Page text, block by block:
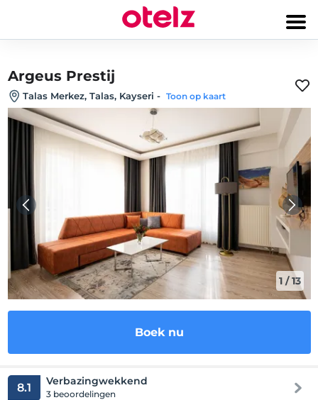
Argeus Prestij
Talas Merkez, Talas, Kayseri - Toon op kaart
1 /13
Boek nu
8.1 Verbazingwekkend
3 beoordelingen